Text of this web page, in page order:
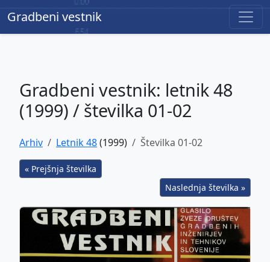
Gradbeni vestnik
Gradbeni vestnik
Gradbeni vestnik: letnik 48
(1999) / številka 01-02
Arhiv Letnik 48(1999) Številka 01-02
« Prejšnja številka
Naslednja številka »